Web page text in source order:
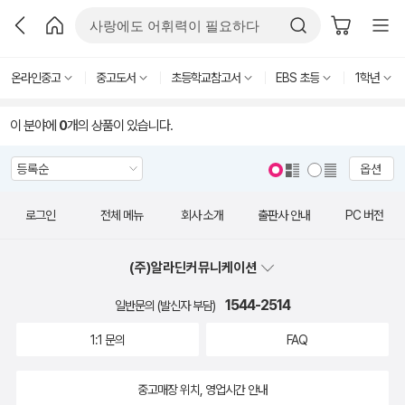
온라인중고 중고도서 초등학교참고서 EBS 초등 1학년
이 분야에 0개의 상품이 있습니다.
옵션
로그인 전체 메뉴 회사 소개 출판사 안내 PC 버전
(주)알라딘커뮤니케이션
일반문의 (발신자 부담) 1544-2514
1:1 문의 FAQ
중고매장 위치, 영업시간 안내